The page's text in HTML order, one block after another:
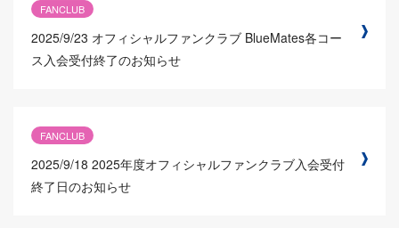
FANCLUB
2025/9/23 オフィシャルファンクラブ BlueMates各コー
ス入会受付終了のお知らせ
FANCLUB
2025/9/18 2025年度オフィシャルファンクラブ入会受付
終了日のお知らせ